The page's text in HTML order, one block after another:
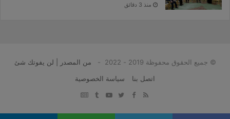
منذ 3 دقائق
© جميع الحقوق محفوظة 2019 - 2022 -
من المصدر | لن يفوتك شئ
اتصل بنا
سياسة الخصوصية
RSS
Facebook
Twitter
YouTube
‏Tumblr
google